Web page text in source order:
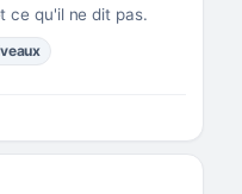
ce qu'il ne dit pas.